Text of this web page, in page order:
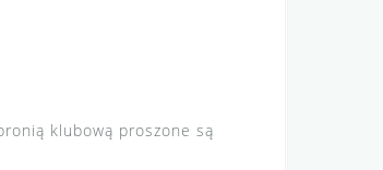
klubową proszone są